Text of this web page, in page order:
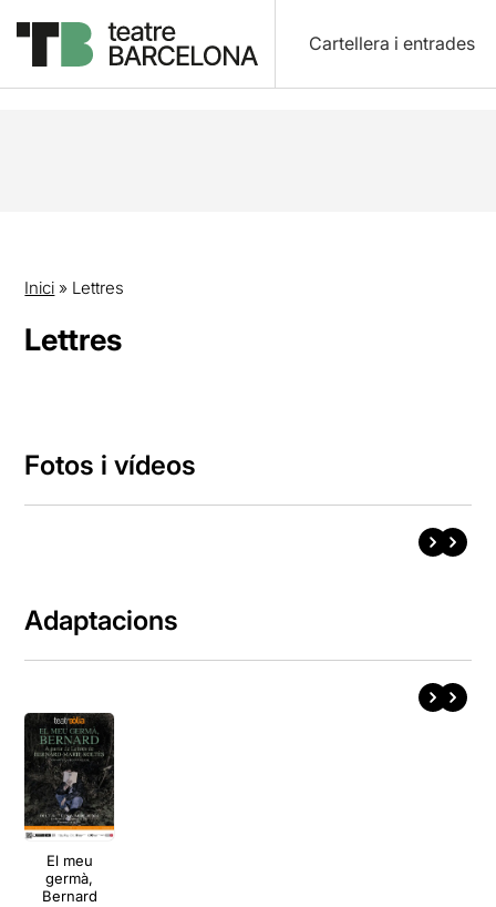
Cartellera i entrades
Inici » Lettres
Lettres
Fotos i vídeos
Adaptacions
El meu
germà,
Bernard